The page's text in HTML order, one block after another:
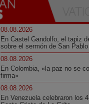
08.08.2026
En Castel Gandolfo, el tapiz
sobre el sermón de San Pablo
08.08.2026
En Colombia, «la paz no se
firma»
08.08.2026
En Venezuela celebraron los